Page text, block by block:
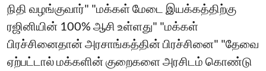
நிதி வழங்குவார்" "மக்கள் மேடை இயக்கத்திற்கு
ரஜினியின் 100% ஆசி உள்ளது" "மக்கள்
பிரச்சினைதான் அரசாங்கத்தின் பிரச்சினை" "தேவை
ஏற்பட்டால் மக்களின் குறைகளை அரசிடம் கொண்டு